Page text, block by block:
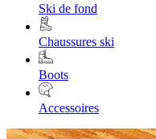
Ski de fond
Chaussures ski
Boots
Accessoires